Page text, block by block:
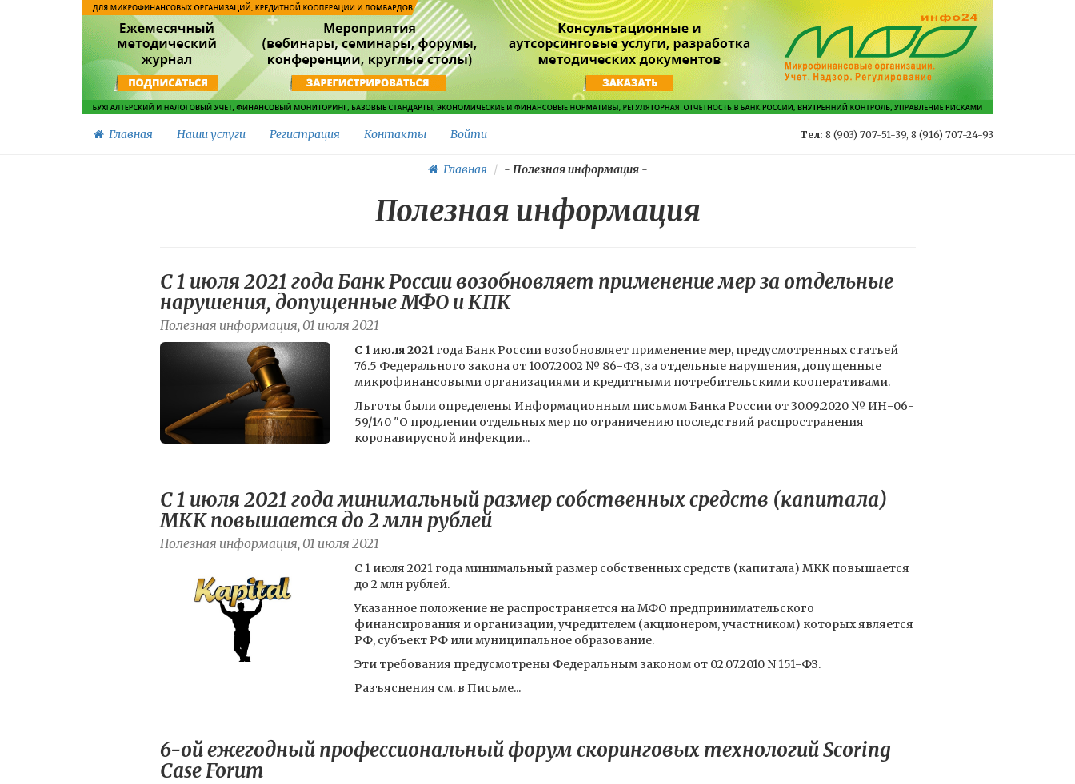
Главная Наши услуги Регистрация Контакты Войти Тел: 8 (903) 707-51-39, 8 (916) 707-24-93
Главная - Полезная информация-
Полезная информация
С 1 июля 2021 года Банк России возобновляет применение мер за отдельные
нарушения, допущенные МФО и КПК
Полезная информация, 01 июля 2021
С 1 июля 2021 года Банк России возобновляет применение мер, предусмотренных статьей
76.5 Федерального закона от 10.07.2002 № 86-ФЗ, за отдельные нарушения, допущенные
микрофинансовыми организациями и кредитными потребительскими кооперативами.
Льготы были определены Информационным письмом Банка России от 30.09.2020 № ИН-06-
59/140 "О продлении отдельных мер по ограничению последствий распространения
коронавирусной инфекции...
С 1 июля 2021 года минимальный размер собственных средств (капитала)
МКК повышается до 2 млн рублей
Полезная информация, 01 июля 2021
С 1 июля 2021 года минимальный размер собственных средств (капитала) МКК повышается
до 2 млн рублей.
Указанное положение не распространяется на МФО предпринимательского
финансирования и организации, учредителем (акционером, участником) которых является
РФ, субъект РФ или муниципальное образование.
Эти требования предусмотрены Федеральным законом от 02.07.2010 N 151-ФЗ.
Разъяснения см. в Письме...
6-ой ежегодный профессиональный форум скоринговых технологий Scoring
Case Forum